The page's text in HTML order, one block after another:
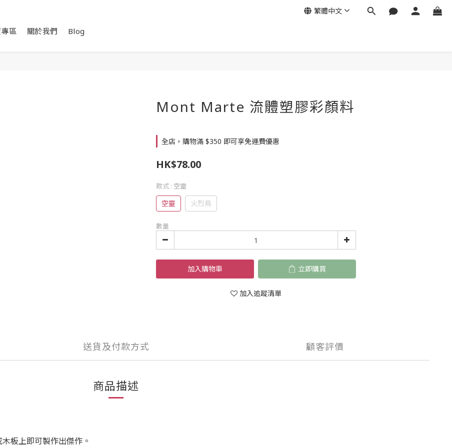
區 關於我們 Blog
繁體中文
Mont Marte 流體塑膠彩顏料
全店，購物滿 $350 即可享免運費優惠
HK$78.00
款式 : 空靈
空靈 火烈鳥
數量
加入購物車 立即購買
加入追蹤清單
送貨及付款方式 顧客評價
商品描述
板上即可製作出傑作。